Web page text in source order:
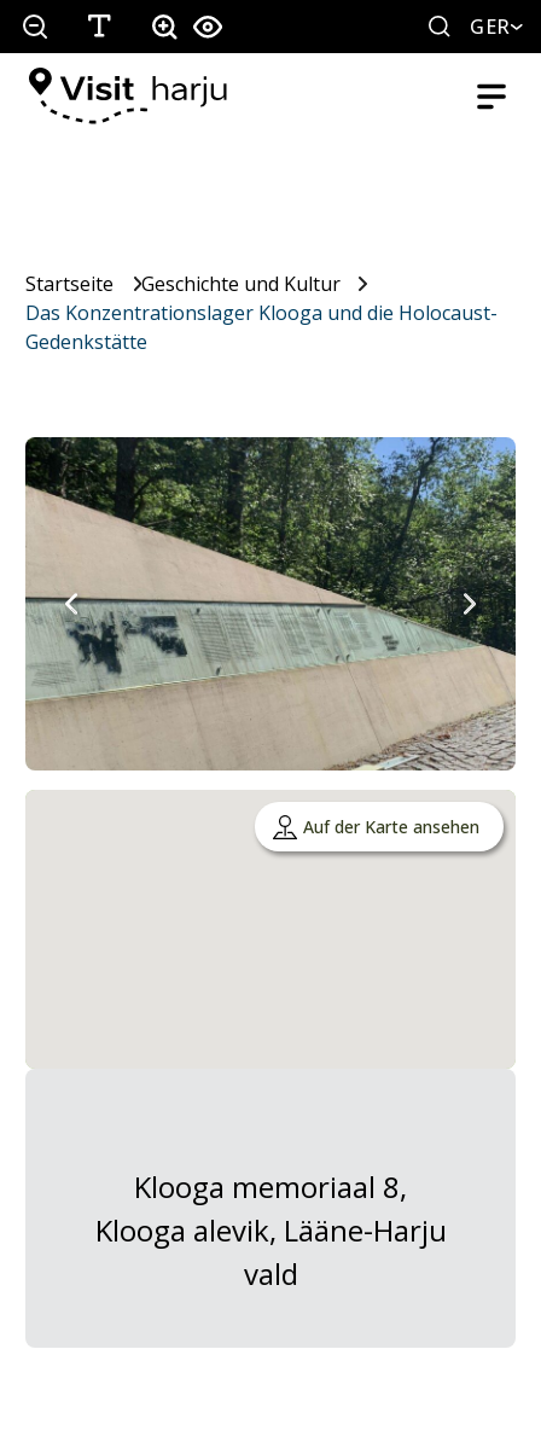
GER
Startseite
Geschichte und Kultur
Das Konzentrationslager Klooga und die Holocaust-
Gedenkstätte
Auf der Karte ansehen
Klooga memoriaal 8,
Klooga alevik, Lääne-Harju
vald